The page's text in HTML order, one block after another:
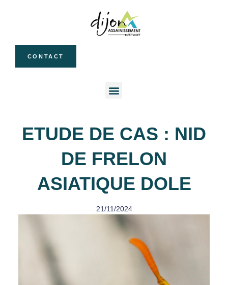
CONTACT
ETUDE DE CAS : NID
DE FRELON
ASIATIQUE DOLE
21/11/2024